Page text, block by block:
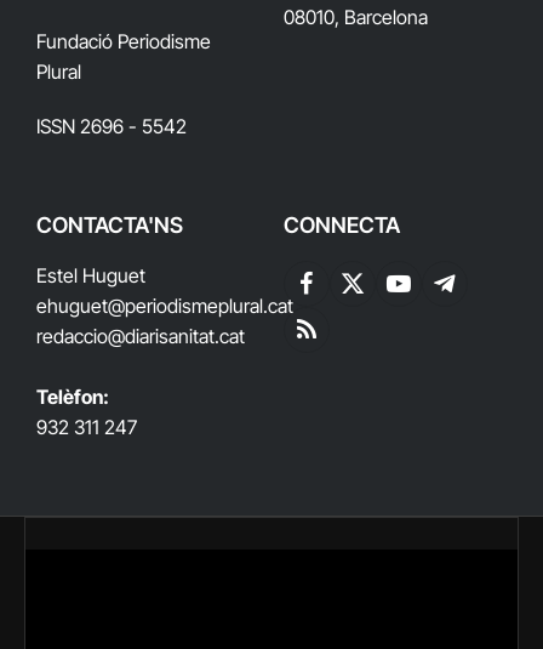
Fundació Periodisme
Plural
ISSN 2696 - 5542
08010, Barcelona
CONTACTA'NS
Estel Huguet
ehuguet@periodismeplural.cat
redaccio@diarisanitat.cat
Telèfon:
932 311 247
CONNECTA
Facebook
X
YouTubeTelegram
RSS